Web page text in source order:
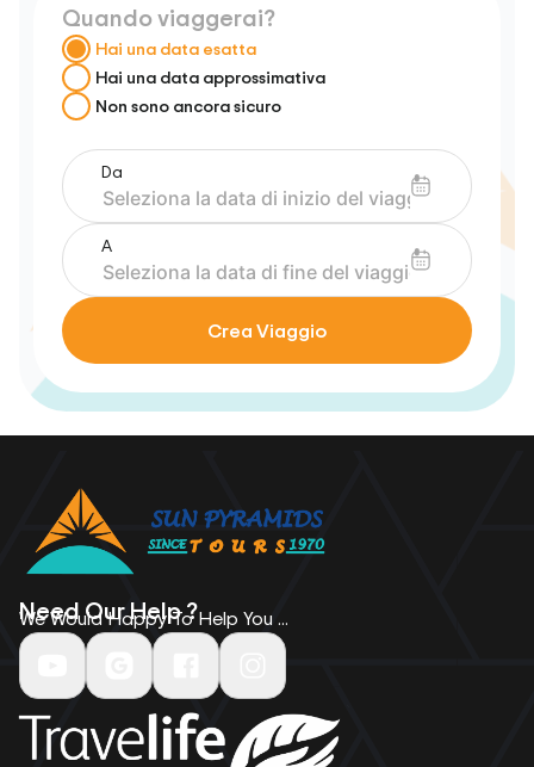
Quando viaggerai?
Hai una data esatta
Hai una data approssimativa
Non sono ancora sicuro
Da
A
Crea Viaggio
Need Our Help ?
We Would Happy To Help You ...